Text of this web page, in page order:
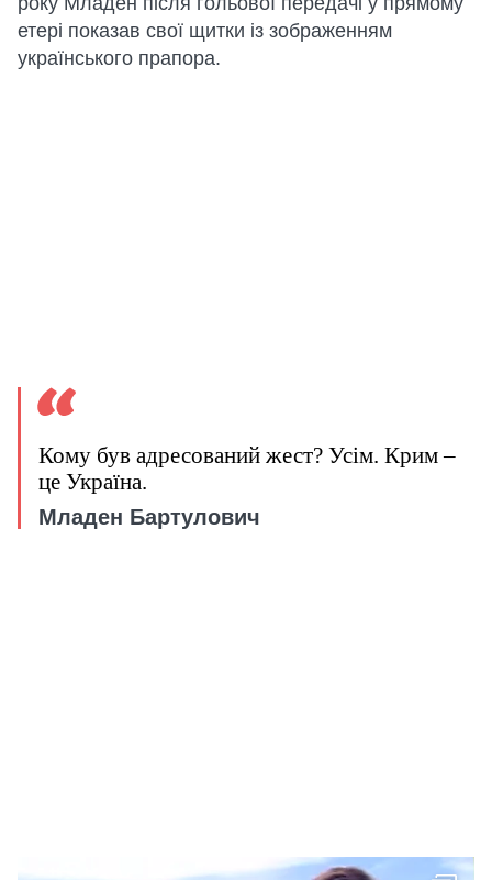
етері показав свої щитки із зображенням
українського прапора.
Кому був адресований жест? Усім. Крим –
це Україна.
Младен Бартулович